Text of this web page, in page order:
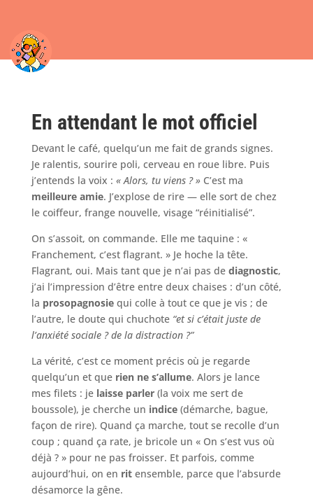
En attendant le mot officiel
Devant le café, quelqu’un me fait de grands signes.
Je ralentis, sourire poli, cerveau en roue libre. Puis
j’entends la voix : « Alors, tu viens ? » C’est ma
meilleure amie. J’explose de rire — elle sort de chez
le coiffeur, frange nouvelle, visage “réinitialisé”.
On s’assoit, on commande. Elle me taquine : «
Franchement, c’est flagrant. » Je hoche la tête.
Flagrant, oui. Mais tant que je n’ai pas de diagnostic,
j’ai l’impression d’être entre deux chaises : d’un côté,
la prosopagnosiequi colle à tout ce que je vis ; de
l’autre, le doute qui chuchote “et si c’était juste de
l’anxiété sociale ? de la distraction ?”
La vérité, c’est ce moment précis où je regarde
quelqu’un et que rien ne s’allume. Alors je lance
mes filets : je laisse parler(la voix me sert de
boussole), je cherche un indice(démarche, bague,
façon de rire). Quand ça marche, tout se recolle d’un
coup ; quand ça rate, je bricole un « On s’est vus où
déjà ? » pour ne pas froisser. Et parfois, comme
aujourd’hui, on en ritensemble, parce que l’absurde
désamorce la gêne.